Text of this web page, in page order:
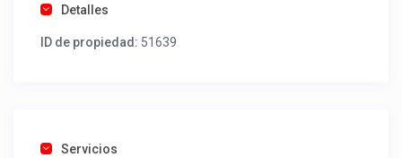
Detalles
ID de propiedad: 51639
Servicios